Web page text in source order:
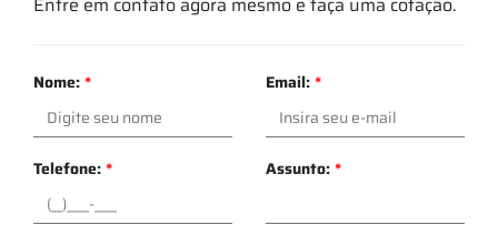
Nome:* Email:*
Telefone:* Assunto:*